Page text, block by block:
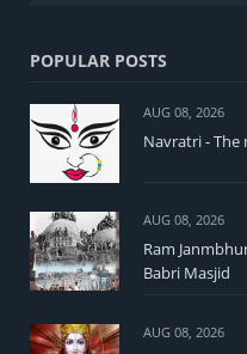
POPULAR POSTS
AUG 08, 2026
Navratri - The
AUG 08, 2026
Ram
Babri Masjid
AUG 08, 2026